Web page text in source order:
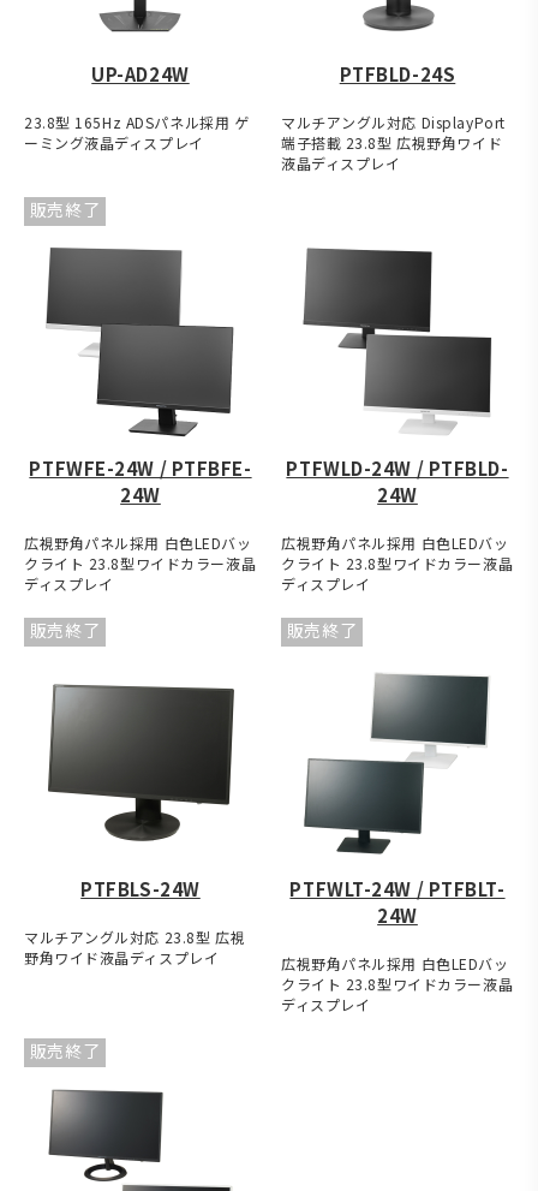
UP-AD24W
23.8型 165Hz ADSパネル採用 ゲ
ーミング液晶ディスプレイ
PTFBLD-24S
マルチアングル対応 DisplayPort
端子搭載 23.8型 広視野角ワイド
液晶ディスプレイ
販売終了
PTFWFE-24W / PTFBFE-
24W
広視野角パネル採用 白色LEDバッ
クライト 23.8型ワイドカラー液晶
ディスプレイ
PTFWLD-24W / PTFBLD-
24W
広視野角パネル採用 白色LEDバッ
クライト 23.8型ワイドカラー液晶
ディスプレイ
販売終了
PTFBLS-24W
マルチアングル対応 23.8型 広視
野角ワイド液晶ディスプレイ
販売終了
PTFWLT-24W / PTFBLT-
24W
広視野角パネル採用 白色LEDバッ
クライト 23.8型ワイドカラー液晶
ディスプレイ
販売終了